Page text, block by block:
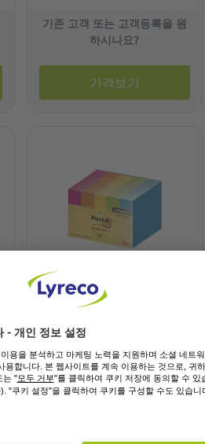
기존 고객 또는 고객등록을 원
하시나요?
가격보기
3M 포스트잇 플래그 알뜰팩
670-5AN-5A 25개입
참조: 3.171.099
기존 고객 또는 고객등록을 원
하시나요?
가격보기